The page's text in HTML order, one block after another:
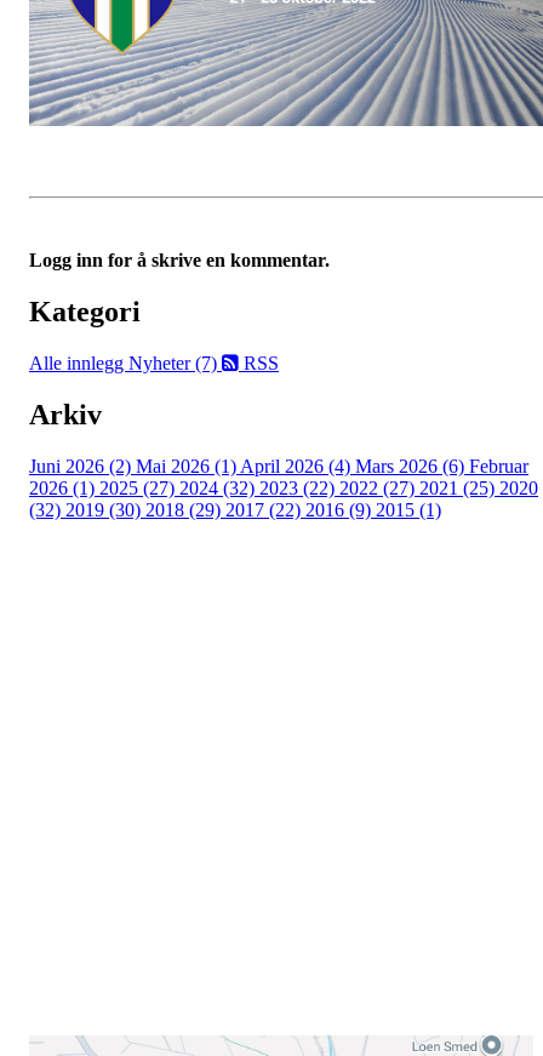
Logg inn for å skrive en kommentar.
Kategori
Alle innlegg Nyheter (7) RSS
Arkiv
Juni 2026 (2) Mai 2026 (1) April 2026 (4) Mars 2026 (6) Februar
2026 (1) 2025 (27) 2024 (32) 2023 (22) 2022 (27) 2021 (25) 2020
(32) 2019 (30) 2018 (29) 2017 (22) 2016 (9) 2015 (1)